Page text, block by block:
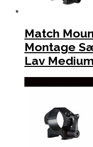
Match
Montage
Lav Medium